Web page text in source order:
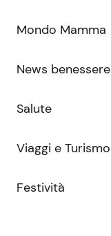
Mondo Mamma
News benessere
Salute
Viaggi e Turismo
Festività